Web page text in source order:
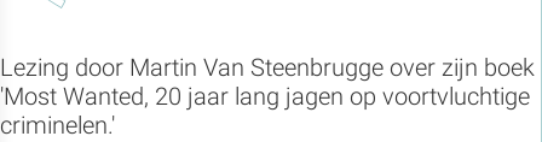
Lezing door Martin Van Steenbrugge over zijn boek
'Most Wanted, 20 jaar lang jagen op voortvluchtige
criminelen.'